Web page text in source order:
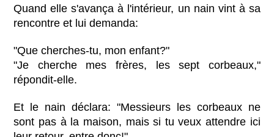
Quand elle s'avança à l'intérieur, un nain vint à sa
rencontre et lui demanda:
"Que cherches-tu, mon enfant?"
"Je cherche mes frères, les sept corbeaux,"
répondit-elle.
Et le nain déclara: "Messieurs les corbeaux ne
sont pas à la maison, mais si tu veux attendre ici